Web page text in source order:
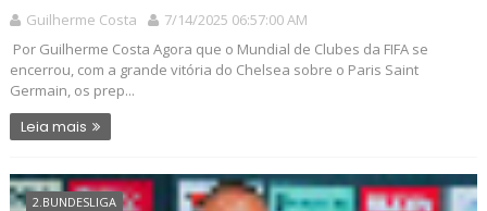
Guilherme Costa
7/14/2025 06:57:00 AM
Por Guilherme Costa Agora que o Mundial de Clubes da FIFA se
encerrou, com a grande vitória do Chelsea sobre o Paris Saint
Germain, os prep...
Leia mais
2.BUNDESLIGA